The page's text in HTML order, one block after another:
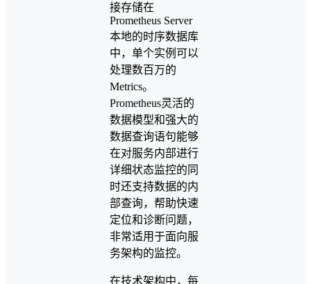
接存储在
Prometheus Server
本地的时序数据库
中，单个实例可以
处理数百万的
Metrics。
Prometheus灵活的
数据模型和强大的
数据查询语句能够
在对服务内部进行
详细状态监控的同
时还支持数据的内
部查询，帮助快速
定位和诊断问题，
非常适用于面向服
务架构的监控。
在技术架构中，每